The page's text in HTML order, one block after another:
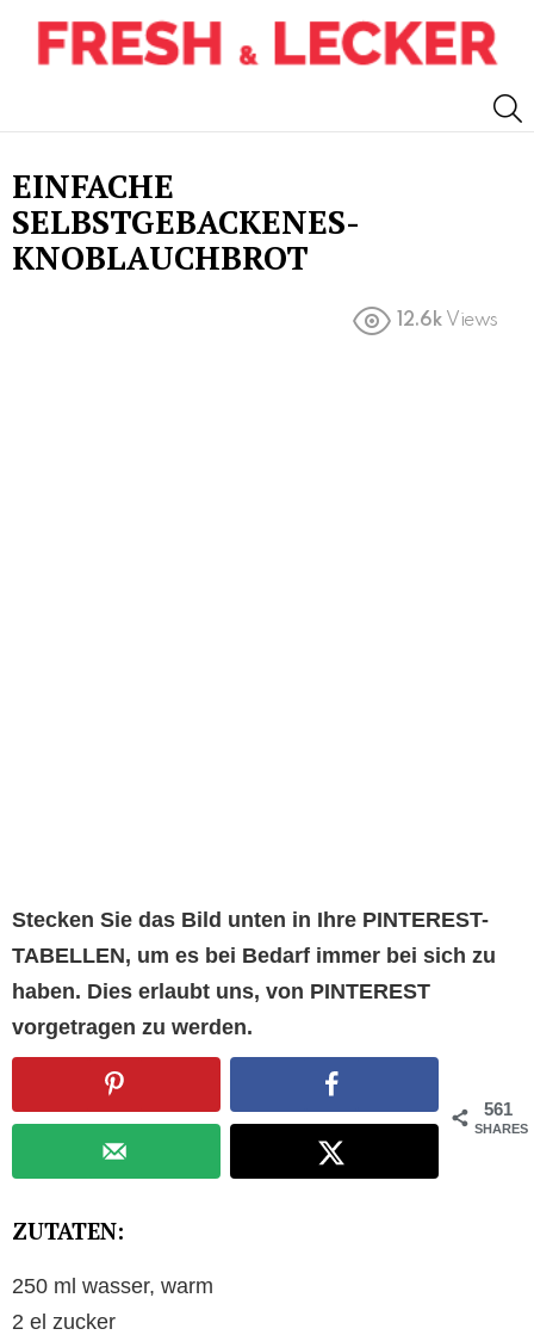
EINFACHE
SELBSTGEBACKENES-
KNOBLAUCHBROT
12.6k Views
Stecken Sie das Bild unten in Ihre PINTEREST-
TABELLEN, um es bei Bedarf immer bei sich zu
haben. Dies erlaubt uns, von PINTEREST
vorgetragen zu werden.
561
SHARES
ZUTATEN:
250 ml wasser, warm
2 el zucker